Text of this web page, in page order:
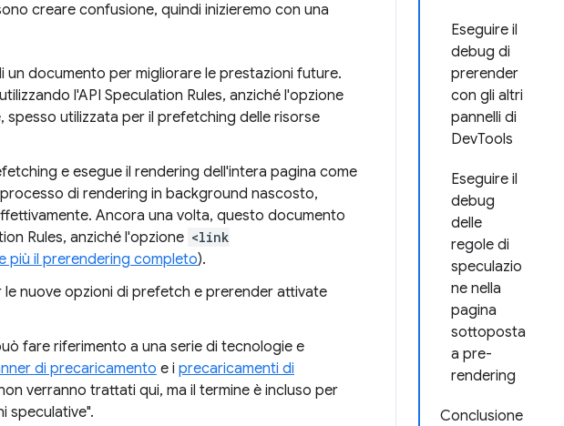
Eseguire il
debug di
prerender
con gli altri
pannelli di
DevTools
Eseguire il
debug
delle
regole di
speculazio
ne nella
pagina
sottoposta
a pre-
rendering
Conclusione
creare confusione, quindi inizieremo con una
documento per migliorare le prestazioni future.
l'API Speculation Rules, anziché l'opzione
spesso utilizzata per il prefetching delle risorse
e esegue il rendering dell'intera pagina come
di rendering in background nascosto,
Ancora una volta, questo documento
Rules, anziché l'opzione <link
più il prerendering completo).
le nuove opzioni di prefetch e prerender attivate
fare riferimento a una serie di tecnologie e
di precaricamento e i precaricamenti di
verranno trattati qui, ma il termine è incluso per
speculative".